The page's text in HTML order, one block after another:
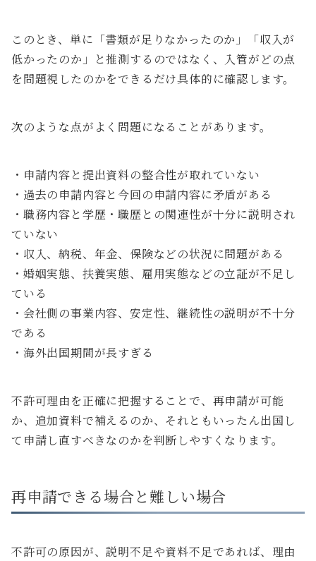
このとき、単に「書類が足りなかったのか」「収入が
低かったのか」と推測するのではなく、入管がどの点
を問題視したのかをできるだけ具体的に確認します。
次のような点がよく問題になることがあります。
・申請内容と提出資料の整合性が取れていない
・過去の申請内容と今回の申請内容に矛盾がある
・職務内容と学歴・職歴との関連性が十分に説明され
ていない
・収入、納税、年金、保険などの状況に問題がある
・婚姻実態、扶養実態、雇用実態などの立証が不足し
ている
・会社側の事業内容、安定性、継続性の説明が不十分
である
・海外出国期間が長すぎる
不許可理由を正確に把握することで、再申請が可能
か、追加資料で補えるのか、それともいったん出国し
て申請し直すべきなのかを判断しやすくなります。
再申請できる場合と難しい場合
不許可の原因が、説明不足や資料不足であれば、理由